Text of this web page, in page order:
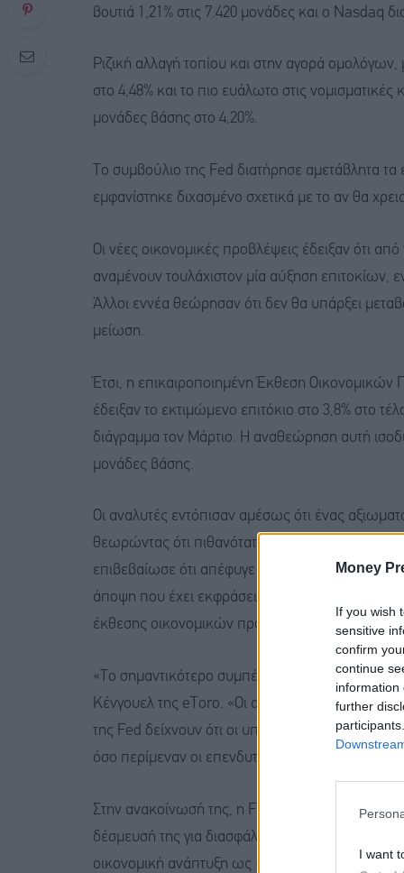
Money
If you wish
sensitive
confirm
continue
information
further
I want
βουτιά 1,21% στις 7.420 μονάδες και ο Nasdaq
Ριζική αλλαγή τοπίου και στην αγορά
στο 4,48% και το πιο ευάλωτο στις νομισματικές
μονάδες βάσης στο 4,20%.
Το συμβούλιο της Fed διατήρησε αμετάβλητα
εμφανίστηκε διχασμένο σχετικά με το αν θα
Οι νέες οικονομικές προβλέψεις έδειξαν ότι
αναμένουν τουλάχιστον μία αύξηση επιτοκίων,
Άλλοι εννέα θεώρησαν ότι δεν θα υπάρξει
μείωση.
Έτσι, η επικαιροποιημένη Έκθεση
έδειξαν το εκτιμώμενο επιτόκιο στο 3,8% στο
διάγραμμα τον Μάρτιο. Η αναθεώρηση αυτή
μονάδες βάσης.
Οι αναλυτές εντόπισαν αμέσως ότι ένας
θεωρώντας ότι πιθανότατα ήταν ο Κέβιν
επιβεβαίωσε ότι απέφυγε να πάρει θέση και
άποψη που έχει εκφράσει ότι πρέπει να αλλάξει
έκθεσης οικονομικών προβλέψεων και της
«Το σημαντικότερο συμπέρασμα προήλθε από
Κένγουελ της eToro. «Οι αγορές ήταν
της Fed δείχνουν ότι οι υπεύθυνοι χάραξης
όσο περίμεναν οι επενδυτές».
Στην ανακοίνωσή της, η Fed τόνισε ότι ο
δέσμευσή της για διασφάλιση της σταθερότητας
οικονομική ανάπτυξη ως «ισχυρή».